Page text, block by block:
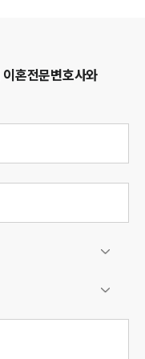
이혼전문변호사와